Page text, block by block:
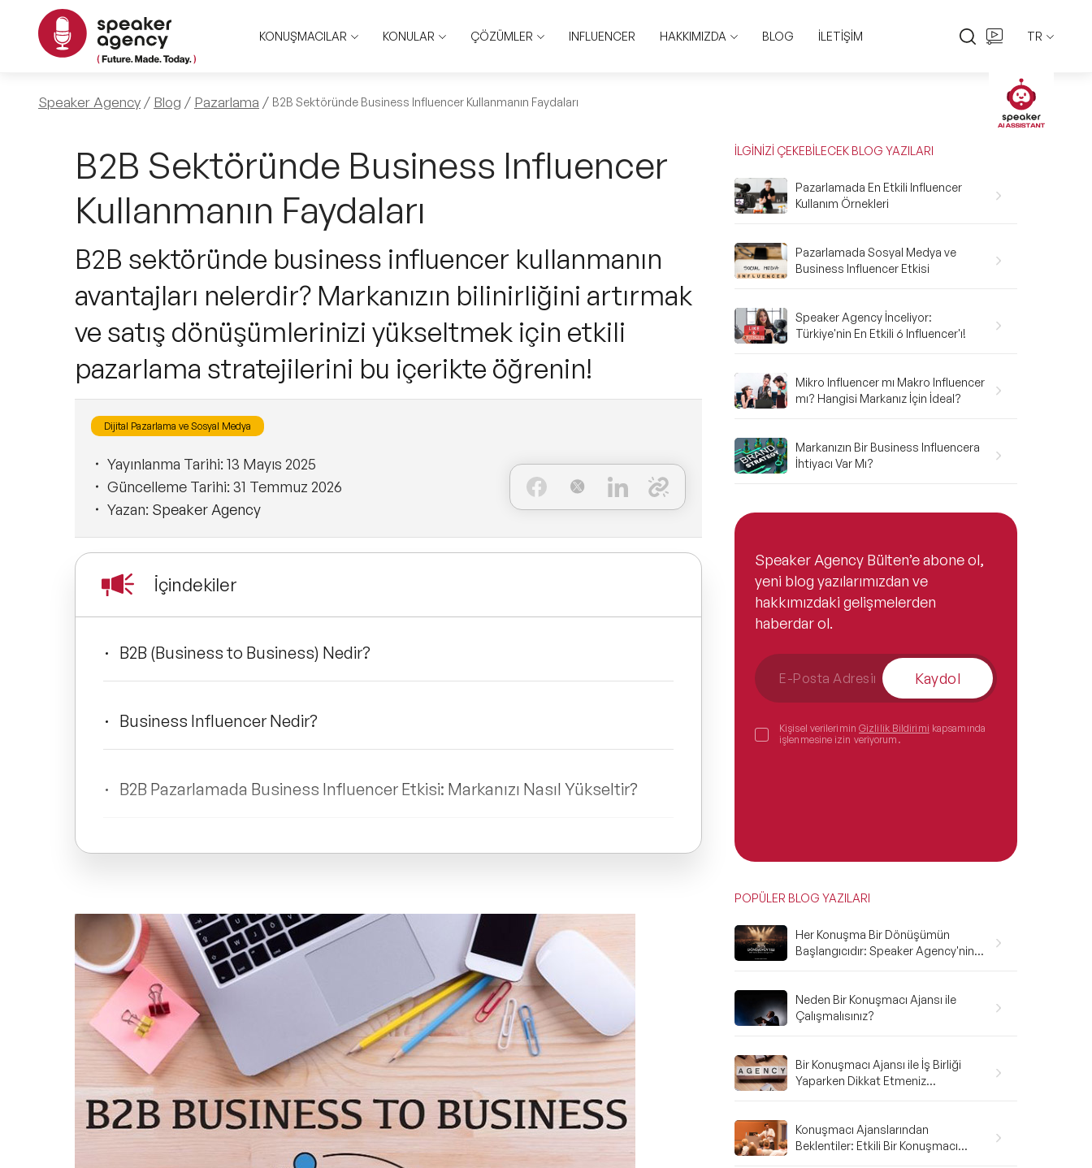
KONUŞMACILAR KONULAR ÇÖZÜMLER INFLUENCER HAKKIMIZDA BLOG İLETİŞİM TR
EN
TR
Speaker Agency Blog Pazarlama B2B Sektöründe Business Influencer Kullanmanın Faydaları
B2B Sektöründe Business Influencer
Kullanmanın Faydaları
B2B sektöründe business influencer kullanmanın
avantajları nelerdir? Markanızın bilinirliğini artırmak
ve satış dönüşümlerinizi yükseltmek için etkili
pazarlama stratejilerini bu içerikte öğrenin!
Dijital Pazarlama ve Sosyal Medya
Yayınlanma Tarihi: 13 Mayıs 2025
Güncelleme Tarihi: 31 Temmuz 2026
Yazan: Speaker Agency
İçindekiler
B2B (Business to Business) Nedir?
Business Influencer Nedir?
B2B Pazarlamada Business Influencer Etkisi: Markanızı Nasıl Yükseltir?
B2B Sektöründe Business Influencer Hakkında Sıkça Sorulan Sorular
İLGİNİZİ ÇEKEBİLECEK BLOG YAZILARI
Pazarlamada En Etkili Influencer
Kullanım Örnekleri
Pazarlamada Sosyal Medya ve
Business Influencer Etkisi
Speaker Agency İnceliyor:
Türkiye'nin En Etkili 6 Influencer'ı!
Mikro Influencer mı Makro Influencer
mı? Hangisi Markanız İçin İdeal?
Markanızın Bir Business Influencera
İhtiyacı Var Mı?
Speaker Agency Bülten’e abone ol,
yeni blog yazılarımızdan ve
hakkımızdaki gelişmelerden
haberdar ol.
Kaydol
Kişisel verilerimin Gizlilik Bildirimi kapsamında
işlenmesine izin veriyorum.
POPÜLER BLOG YAZILARI
Her Konuşma Bir Dönüşümün
Başlangıcıdır: Speaker Agency'nin
Neden Bir Konuşmacı Ajansı ile
Çalışmalısınız?
Bir Konuşmacı Ajansı ile İş Birliği
Yaparken Dikkat Etmeniz
Konuşmacı Ajanslarından
Beklentiler: Etkili Bir Konuşmacı